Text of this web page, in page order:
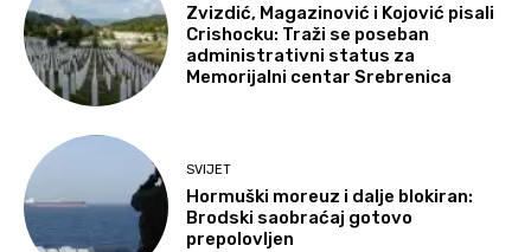
Zvizdić, Magazinović i Kojović pisali
Crishocku: Traži se poseban
administrativni status za
Memorijalni centar Srebrenica
SVIJET
Hormuški moreuz i dalje blokiran:
Brodski saobraćaj gotovo
prepolovljen